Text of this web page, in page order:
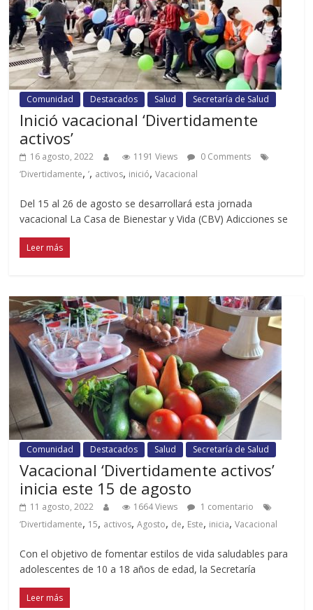
Comunidad Destacados Salud Secretaría de Salud
Inició vacacional ‘Divertidamente
activos’
16 agosto, 2022 1191 Views
0 Comments
‘Divertidamente,’, activos, inició,Vacacional
Del 15 al 26 de agosto se desarrollará esta jornada
vacacional La Casa de Bienestar y Vida (CBV) Adicciones se
Leer más
Comunidad Destacados Salud Secretaría de Salud
Vacacional ‘Divertidamente activos’
inicia este 15 de agosto
11 agosto, 2022 1664 Views
1 comentario
‘Divertidamente, 15, activos,Agosto, de, Este, inicia,Vacacional
Con el objetivo de fomentar estilos de vida saludables para
adolescentes de 10 a 18 años de edad, la Secretaría
Leer más